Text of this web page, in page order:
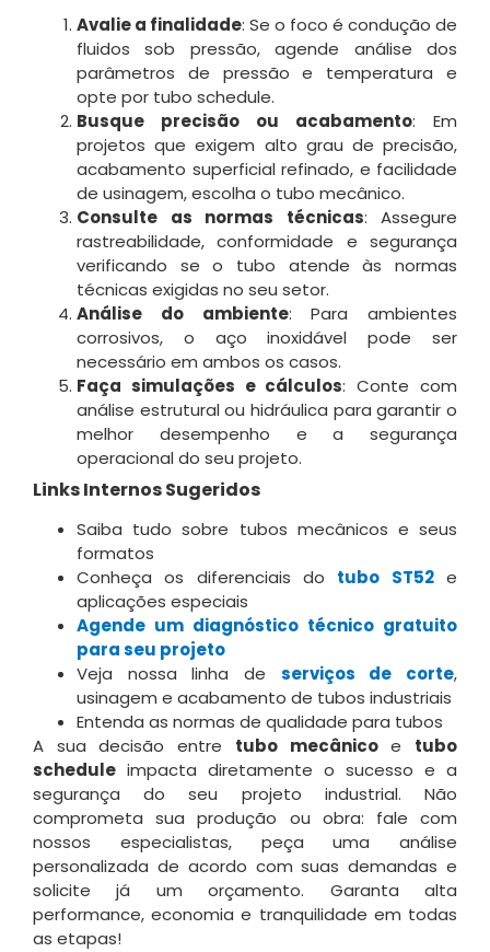
Avalie a finalidade: Se o foco é condução de
fluidos sob pressão, agende análise dos
parâmetros de pressão e temperatura e
opte por tubo schedule.
Busque precisão ou acabamento: Em
projetos que exigem alto grau de precisão,
acabamento superficial refinado, e facilidade
de usinagem, escolha o tubo mecânico.
Consulte as normas técnicas: Assegure
rastreabilidade, conformidade e segurança
verificando se o tubo atende às normas
técnicas exigidas no seu setor.
Análise do ambiente: Para ambientes
corrosivos, o aço inoxidável pode ser
necessário em ambos os casos.
Faça simulações e cálculos: Conte com
análise estrutural ou hidráulica para garantir o
melhor desempenho e a segurança
operacional do seu projeto.
Links Internos Sugeridos
Saiba tudo sobre tubos mecânicos e seus
formatos
Conheça os diferenciais do tubo ST52e
aplicações especiais
Agende um diagnóstico técnico gratuito
para seu projeto
Veja nossa linha de serviços de corte,
usinagem e acabamento de tubos industriais
Entenda as normas de qualidade para tubos
A sua decisão entre tubo mecânicoe tubo
schedule impacta diretamente o sucesso e a
segurança do seu projeto industrial. Não
comprometa sua produção ou obra: fale com
nossos especialistas, peça uma análise
personalizada de acordo com suas demandas e
solicite já um orçamento. Garanta alta
performance, economia e tranquilidade em todas
as etapas!